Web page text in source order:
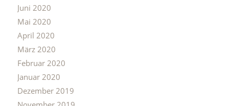
Juni 2020
Mai 2020
April 2020
März 2020
Februar 2020
Januar 2020
Dezember 2019